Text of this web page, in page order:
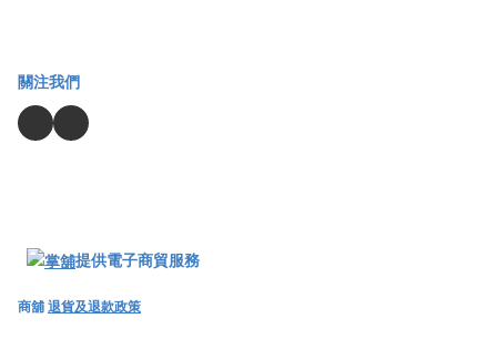
關注我們
提供電子商貿服務
商舖退貨及退款政策